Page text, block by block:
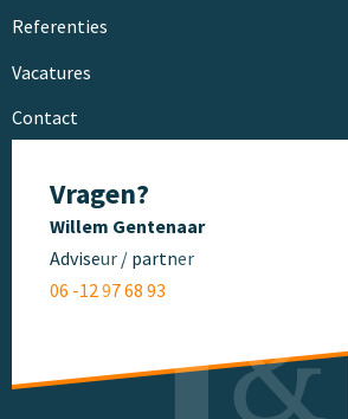
Referenties
Vacatures
Contact
Vragen?
Willem Gentenaar
Adviseur / partner
06 -12 97 68 93